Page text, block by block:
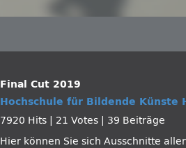
Final Cut 2019
Hochschule für Bildende Künste
7920 Hits
21 Votes
39 Beiträge
Hier können Sie sich Ausschnitte aller